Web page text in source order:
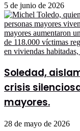
5 de junio de 2026
Soledad,
crisis
mayores.
28 de mayo de 2026